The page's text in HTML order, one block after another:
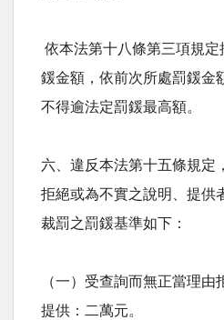
依本法第十八條第三項規
鍰金額，依前次所處罰鍰金
不得逾法定罰鍰最高額。
六、違反本法第十五條規定
拒絕或為不實之說明、提供
裁罰之罰鍰基準如下：
（一）受查詢而無正當理由
提供：二萬元。